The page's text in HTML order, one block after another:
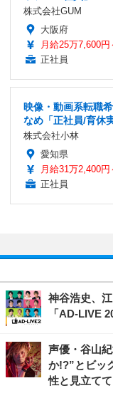
株式会社GUM
大阪府
月給25万7,600円
正社員
映像・動画系転職
なめ「正社員/育休
株式会社小林
愛知県
月給31万2,400円
正社員
神谷浩史、
「AD-LIVE
声優・谷山
か!?”とビッ
性と見立て